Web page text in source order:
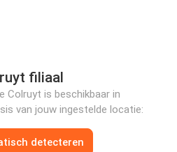
filiaal
Colruyt is beschikbaar in
van jouw ingestelde locatie:
detecteren